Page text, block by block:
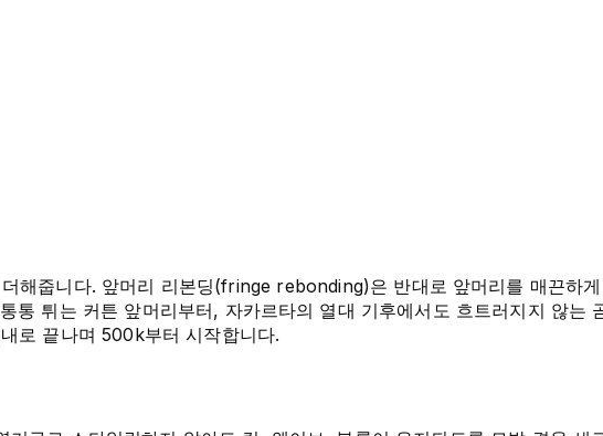
해줍니다. 앞머리 리본딩(fringe rebonding)은 반대로 앞머리를 매끈하
통 튀는 커튼 앞머리부터, 자카르타의 열대 기후에서도 흐트러지지 않는
로 끝나며 500k부터 시작합니다.